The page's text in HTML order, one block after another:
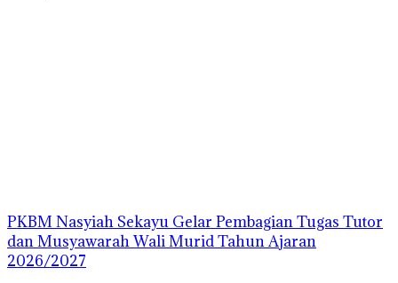
PKBM Nasyiah Sekayu Gelar Pembagian Tugas Tutor
dan Musyawarah Wali Murid Tahun Ajaran
2026/2027